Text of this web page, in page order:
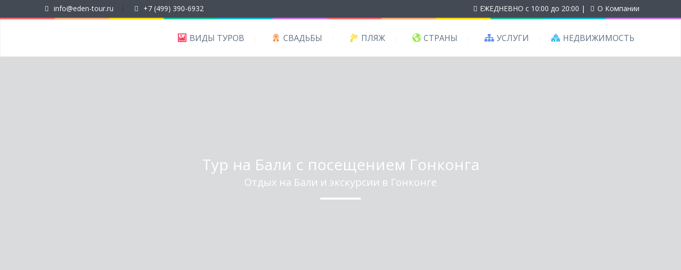
info@eden-tour.ru +7 (499) 390-6932 ЕЖЕДНЕВНО с 10:00 до 20:00 | О Компании
ВИДЫ ТУРОВ СВАДЬБЫ ПЛЯЖ СТРАНЫ УСЛУГИ НЕДВИЖИМОСТЬ
Тур на Бали с посещением Гонконга
Отдых на Бали и экскурсии в Гонконге